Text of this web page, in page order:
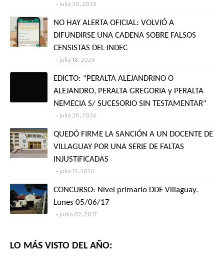
julio 20, 2026
NO HAY ALERTA OFICIAL: VOLVIÓ A
DIFUNDIRSE UNA CADENA SOBRE FALSOS
CENSISTAS DEL INDEC
julio 18, 2026
EDICTO: "PERALTA ALEJANDRINO O
ALEJANDRO, PERALTA GREGORIA y PERALTA
NEMECIA S/ SUCESORIO SIN TESTAMENTAR"
julio 20, 2026
QUEDÓ FIRME LA SANCIÓN A UN DOCENTE DE
VILLAGUAY POR UNA SERIE DE FALTAS
INJUSTIFICADAS
julio 15, 2026
CONCURSO: Nivel primario DDE Villaguay.
Lunes 05/06/17
junio 02, 2017
LO MÁS VISTO DEL AÑO: